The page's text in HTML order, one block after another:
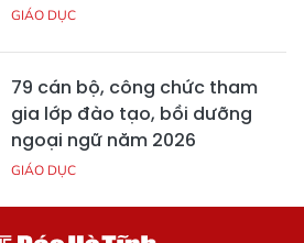
GIÁO DỤC
79 cán bộ, công chức tham
gia lớp đào tạo, bồi dưỡng
ngoại ngữ năm 2026
GIÁO DỤC